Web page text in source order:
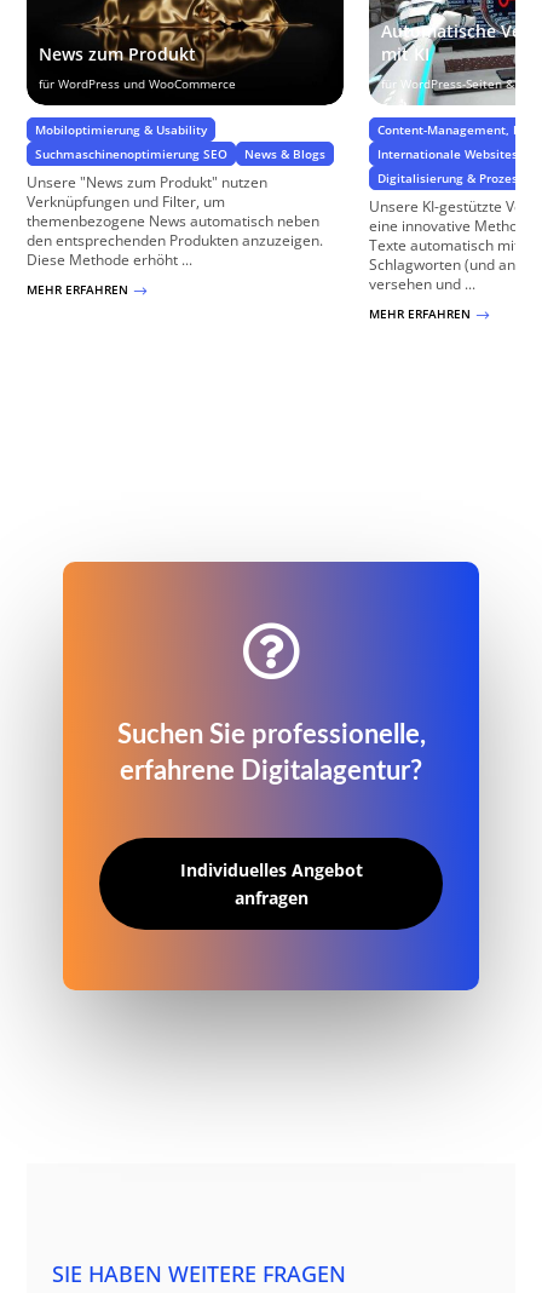
News zum Produkt
für WordPress und WooCommerce
Mobiloptimierung & Usability
Suchmaschinenoptimierung SEO
News & Blogs
Unsere "News zum Produkt" nutzen
Verknüpfungen und Filter, um
themenbezogene News automatisch neben
den entsprechenden Produkten anzuzeigen.
Diese Methode erhöht ...
MEHR ERFAHREN $
Automatische
mit KI
für WordPress-Seiten &
Content-Management,
Internationale Websites &
Digitalisierung & Prozesse
Unsere KI-gestützte
eine innovative
Texte automatisch mit
Schlagworten (und
versehen und ...
MEHR ERFAHREN $

Suchen Sie professionelle,
erfahrene Digitalagentur?
Individuelles Angebot
anfragen
SIE HABEN WEITERE FRAGEN